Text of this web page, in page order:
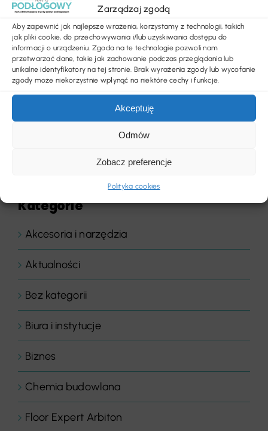
Zarządzaj zgodą
Aby zapewnić jak najlepsze wrażenia, korzystamy z technologii, takich
jak pliki cookie, do przechowywania i/lub uzyskiwania dostępu do
informacji o urządzeniu. Zgoda na te technologie pozwoli nam
przetwarzać dane, takie jak zachowanie podczas przeglądania lub
unikalne identyfikatory na tej stronie. Brak wyrażenia zgody lub wycofanie
zgody może niekorzystnie wpłynąć na niektóre cechy i funkcje.
Akceptuję
Odmów
Zobacz preferencje
Polityka cookies
Kategorie
Akcesoria i narzędzia
Aktualności
Bez kategorii
Biura i instytucje
Biznes
Chemia budowlana
Floor Expert Arbiton